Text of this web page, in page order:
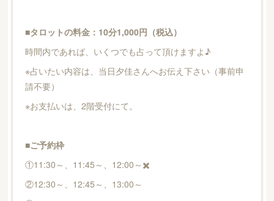
■タロットの料金：10分1,000円（税込）
時間内であれば、いくつでも占って頂けますよ♪
※占いたい内容は、当日夕佳さんへお伝え下さい（事前申
請不要）
※お支払いは、2階受付にて。
■ご予約枠
①11:30～、11:45～、12:00～✖️
②12:30～、12:45～、13:00～